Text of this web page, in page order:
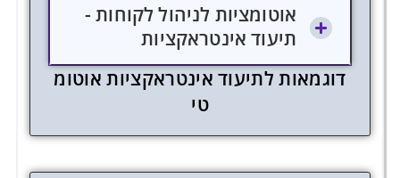
אוטומציות לניהול לקוחות -
תיעוד אינטראקציות
דוגמאות לתיעוד אינטראקציות אוטומ
טי